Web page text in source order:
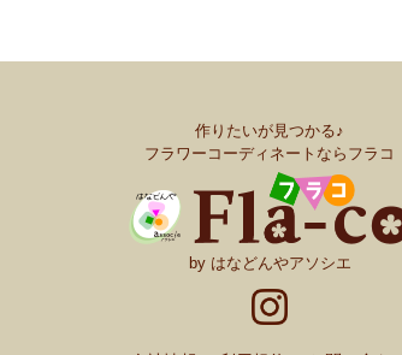
作りたいが見つかる♪
フラワーコーディネートならフラコ
by はなどんやアソシエ